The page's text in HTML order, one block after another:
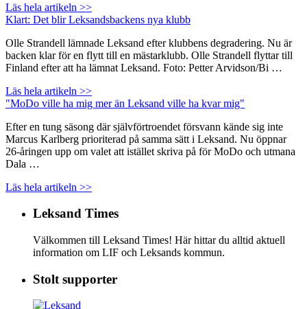
Läs hela artikeln >>
Klart: Det blir Leksandsbackens nya klubb
Olle Strandell lämnade Leksand efter klubbens degradering. Nu är
backen klar för en flytt till en mästarklubb. Olle Strandell flyttar till
Finland efter att ha lämnat Leksand. Foto: Petter Arvidson/Bi …
Läs hela artikeln >>
"MoDo ville ha mig mer än Leksand ville ha kvar mig"
Efter en tung säsong där självförtroendet försvann kände sig inte
Marcus Karlberg prioriterad på samma sätt i Leksand. Nu öppnar
26-åringen upp om valet att istället skriva på för MoDo och utmana
Dala …
Läs hela artikeln >>
Leksand Times
Välkommen till Leksand Times! Här hittar du alltid aktuell
information om LIF och Leksands kommun.
Stolt supporter